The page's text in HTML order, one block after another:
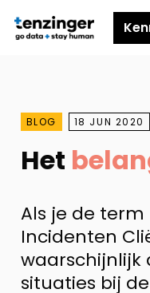
BLOG 18 JUN 2020
Het
Als je de term
Incidenten
waarschijnlijk
situaties bij